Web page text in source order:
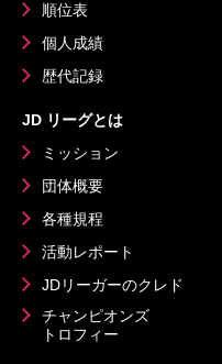
順位表
個人成績
歴代記録
JD リーグとは
ミッション
団体概要
各種規程
活動レポート
JDリーガーのクレド
チャンピオンズ
トロフィー